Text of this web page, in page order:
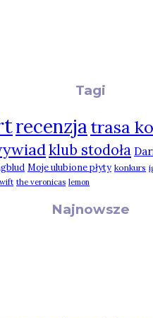
Tagi
recenzjatrasa
klub stodoła
Moje ulubione płyty konkurs
the veronicas lemon
Najnowsze